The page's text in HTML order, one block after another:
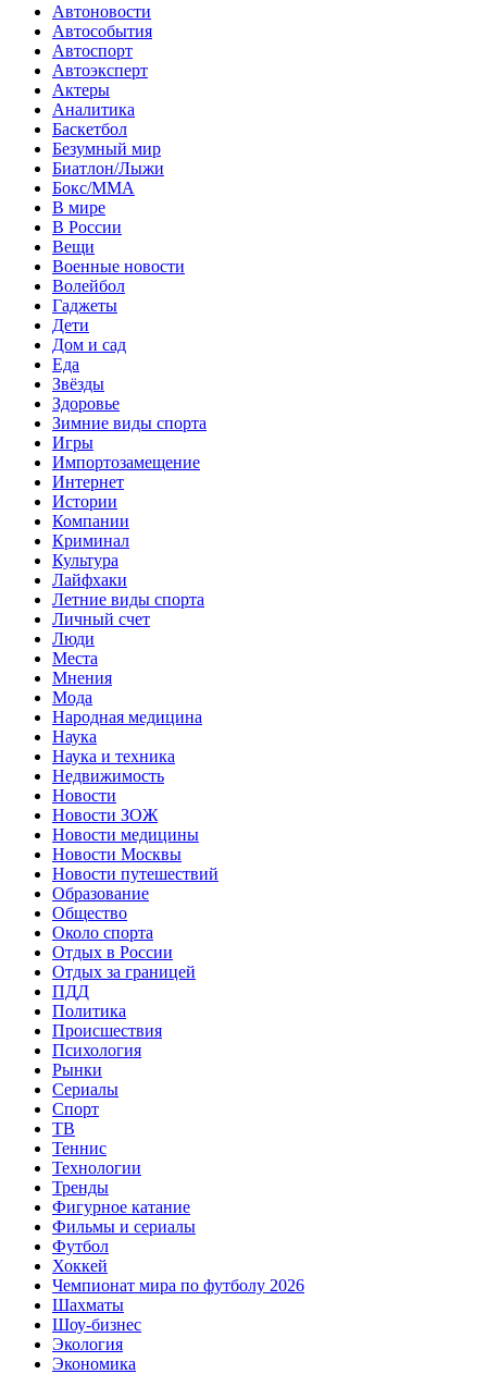
Автоновости
Автособытия
Автоспорт
Автоэксперт
Актеры
Аналитика
Баскетбол
Безумный мир
Биатлон/Лыжи
Бокс/MMA
В мире
В России
Вещи
Военные новости
Волейбол
Гаджеты
Дети
Дом и сад
Еда
Звёзды
Здоровье
Зимние виды спорта
Игры
Импортозамещение
Интернет
Истории
Компании
Криминал
Культура
Лайфхаки
Летние виды спорта
Личный счет
Люди
Места
Мнения
Мода
Народная медицина
Наука
Наука и техника
Недвижимость
Новости
Новости ЗОЖ
Новости медицины
Новости Москвы
Новости путешествий
Образование
Общество
Около спорта
Отдых в России
Отдых за границей
ПДД
Политика
Происшествия
Психология
Рынки
Сериалы
Спорт
ТВ
Теннис
Технологии
Тренды
Фигурное катание
Фильмы и сериалы
Футбол
Хоккей
Чемпионат мира по футболу 2026
Шахматы
Шоу-бизнес
Экология
Экономика